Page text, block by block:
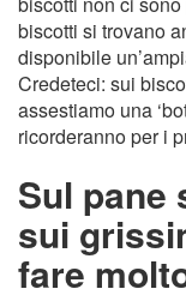
biscotti si trovano
disponibile
Credeteci: sui
assestiamo una
ricorderanno per i
Sul pane
sui
fare